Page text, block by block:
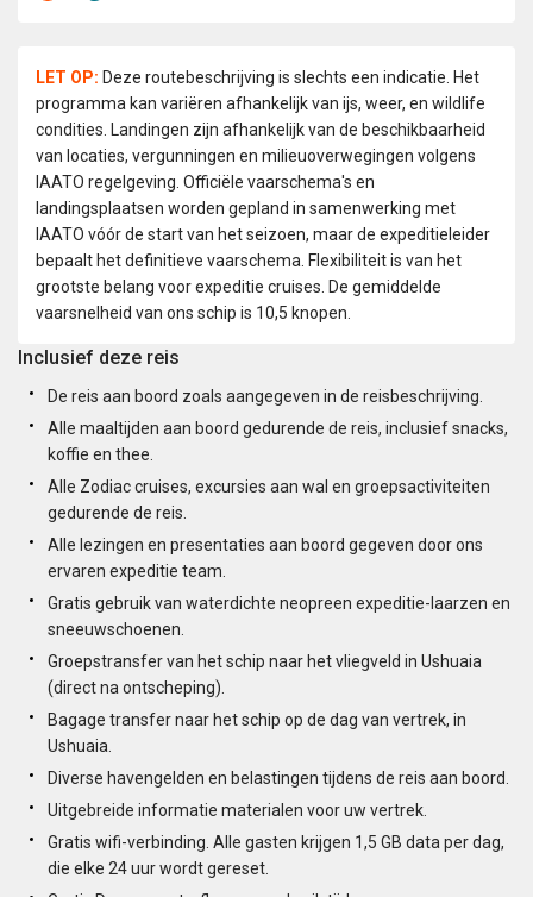
LET OP: Deze routebeschrijving is slechts een indicatie. Het
programma kan variëren afhankelijk van ijs, weer, en wildlife
condities. Landingen zijn afhankelijk van de beschikbaarheid
van locaties, vergunningen en milieuoverwegingen volgens
IAATO regelgeving. Officiële vaarschema's en
landingsplaatsen worden gepland in samenwerking met
IAATO vóór de start van het seizoen, maar de expeditieleider
bepaalt het definitieve vaarschema. Flexibiliteit is van het
grootste belang voor expeditie cruises. De gemiddelde
vaarsnelheid van ons schip is 10,5 knopen.
Inclusief deze reis
De reis aan boord zoals aangegeven in de reisbeschrijving.
Alle maaltijden aan boord gedurende de reis, inclusief snacks,
koffie en thee.
Alle Zodiac cruises, excursies aan wal en groepsactiviteiten
gedurende de reis.
Alle lezingen en presentaties aan boord gegeven door ons
ervaren expeditie team.
Gratis gebruik van waterdichte neopreen expeditie-laarzen en
sneeuwschoenen.
Groepstransfer van het schip naar het vliegveld in Ushuaia
(direct na ontscheping).
Bagage transfer naar het schip op de dag van vertrek, in
Ushuaia.
Diverse havengelden en belastingen tijdens de reis aan boord.
Uitgebreide informatie materialen voor uw vertrek.
Gratis wifi-verbinding. Alle gasten krijgen 1,5 GB data per dag,
die elke 24 uur wordt gereset.